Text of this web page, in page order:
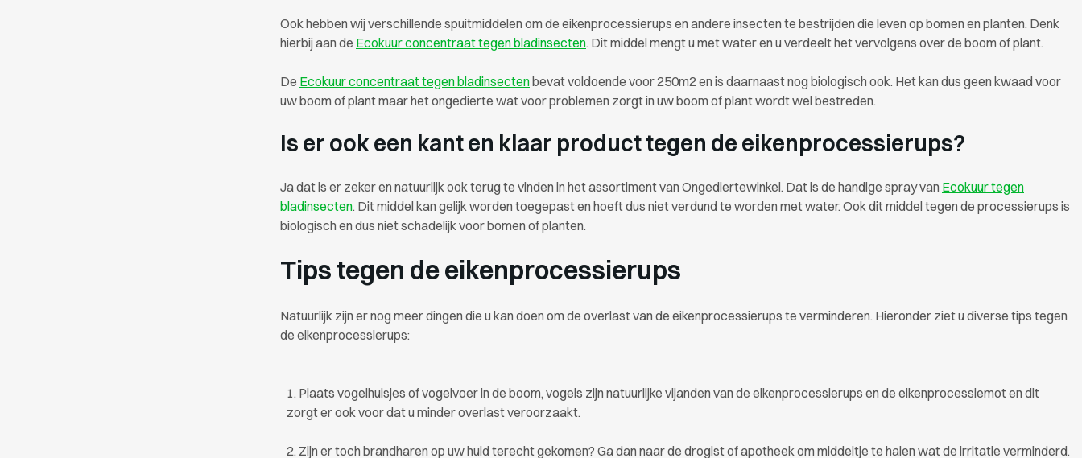
Ook hebben wij verschillende spuitmiddelen om de eikenprocessierups en andere insecten te bestrijden die leven op bomen en planten. Denk
hierbij aan de Ecokuur concentraat tegen bladinsecten. Dit middel mengt u met water en u verdeelt het vervolgens over de boom of plant.
De Ecokuur concentraat tegen bladinsectenbevat voldoende voor 250m2 en is daarnaast nog biologisch ook. Het kan dus geen kwaad voor
uw boom of plant maar het ongedierte wat voor problemen zorgt in uw boom of plant wordt wel bestreden.
Is er ook een kant en klaar product tegen de eikenprocessierups?
Ja dat is er zeker en natuurlijk ook terug te vinden in het assortiment van Ongediertewinkel. Dat is de handige spray van Ecokuur tegen
bladinsecten. Dit middel kan gelijk worden toegepast en hoeft dus niet verdund te worden met water. Ook dit middel tegen de processierups is
biologisch en dus niet schadelijk voor bomen of planten.
Tips tegen de eikenprocessierups
Natuurlijk zijn er nog meer dingen die u kan doen om de overlast van de eikenprocessierups te verminderen. Hieronder ziet u diverse tips tegen
de eikenprocessierups:
Plaats vogelhuisjes of vogelvoer in de boom, vogels zijn natuurlijke vijanden van de eikenprocessierups en de eikenprocessiemot en dit
zorgt er ook voor dat u minder overlast veroorzaakt.
Zijn er toch brandharen op uw huid terecht gekomen? Ga dan naar de drogist of apotheek om middeltje te halen wat de irritatie verminderd.